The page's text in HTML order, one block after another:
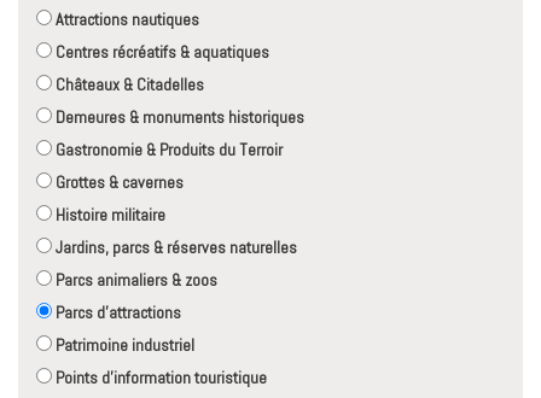
Attractions nautiques
Centres récréatifs & aquatiques
Châteaux & Citadelles
Demeures & monuments historiques
Gastronomie & Produits du Terroir
Grottes & cavernes
Histoire militaire
Jardins, parcs & réserves naturelles
Parcs animaliers & zoos
Parcs d'attractions
Patrimoine industriel
Points d'information touristique